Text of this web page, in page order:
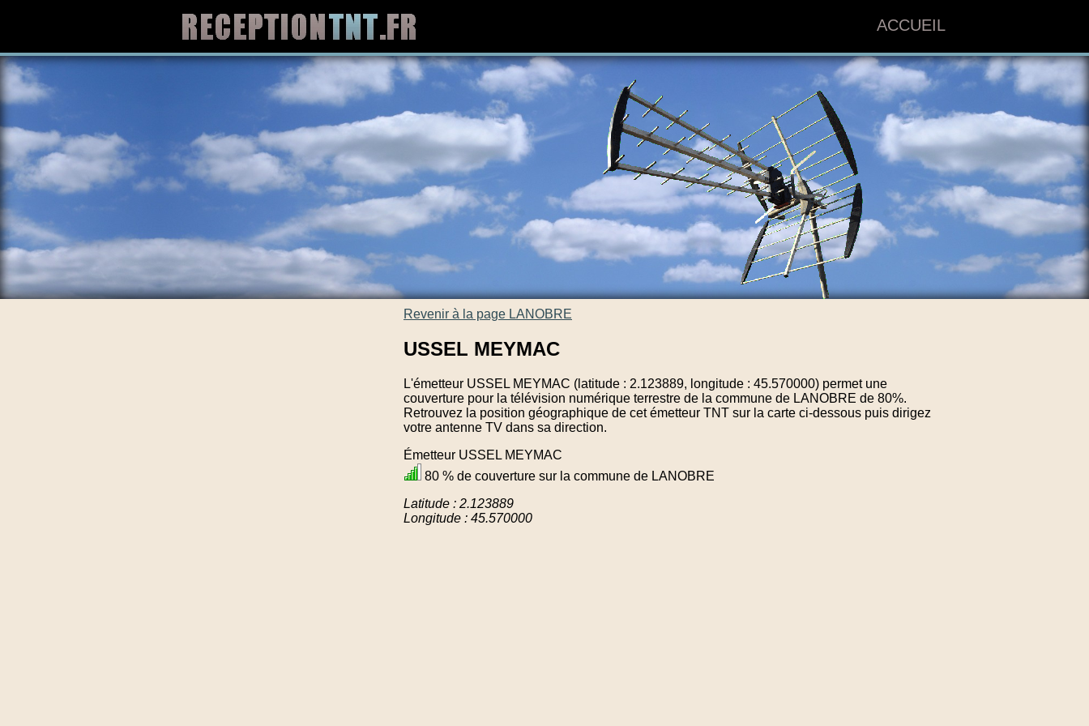
ACCUEIL
Revenir à la page LANOBRE
USSEL MEYMAC
L'émetteur USSEL MEYMAC (latitude : 2.123889, longitude : 45.570000) permet une
couverture pour la télévision numérique terrestre de la commune de LANOBRE de 80%.
Retrouvez la position géographique de cet émetteur TNT sur la carte ci-dessous puis dirigez
votre antenne TV dans sa direction.
Émetteur USSEL MEYMAC
80 % de couverture sur la commune de LANOBRE
Latitude : 2.123889
Longitude : 45.570000